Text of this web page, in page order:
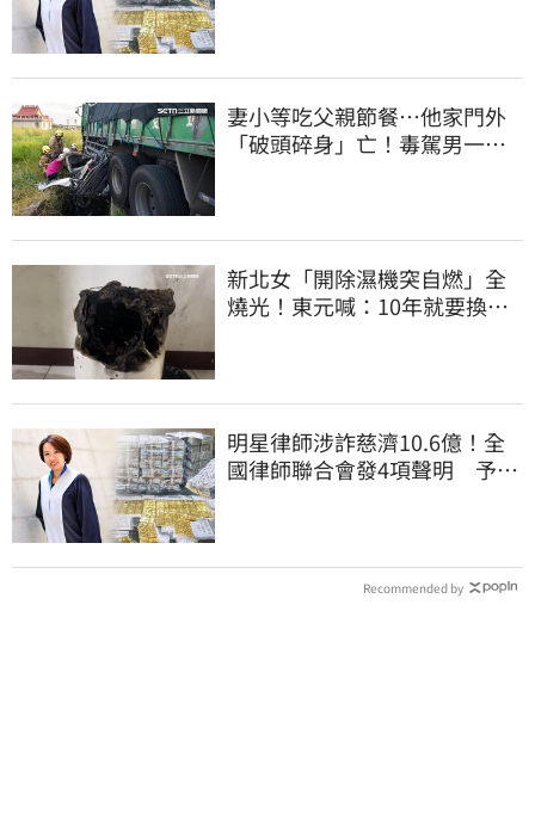
妻小等吃父親節餐⋯他家門外
「破頭碎身」亡！毒駕男一路
新北女「開除濕機突自燃」全
燒光！東元喊：10年就要換
明星律師涉詐慈濟10.6億！全
國律師聯合會發4項聲明 予以
Recommended by